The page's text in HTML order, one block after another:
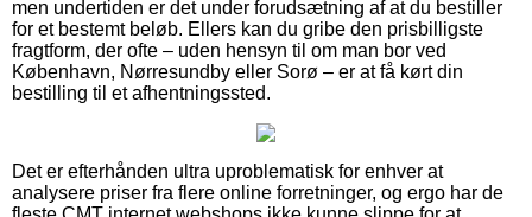
men undertiden er det under forudsætning af at du bestiller
for et bestemt beløb. Ellers kan du gribe den prisbilligste
fragtform, der ofte – uden hensyn til om man bor ved
København, Nørresundby eller Sorø – er at få kørt din
bestilling til et afhentningssted.
Det er efterhånden ultra uproblematisk for enhver at
analysere priser fra flere online forretninger, og ergo har de